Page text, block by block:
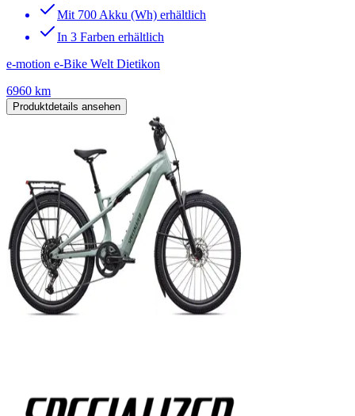
Mit 700 Akku (Wh) erhältlich
In 3 Farben erhältlich
e-motion e-Bike Welt Dietikon
6960 km
Produktdetails ansehen